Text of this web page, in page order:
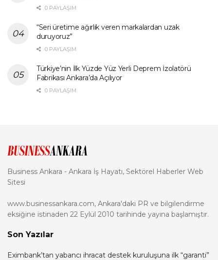
0 PAYLAŞIM
“Seri üretime ağırlık veren markalardan uzak
duruyoruz”
0 PAYLAŞIM
Türkiye’nin İlk Yüzde Yüz Yerli Deprem İzolatörü
Fabrikası Ankara’da Açılıyor
0 PAYLAŞIM
Business Ankara - Ankara İş Hayatı, Sektörel Haberler Web
Sitesi
www.businessankara.com, Ankara'daki PR ve bilgilendirme
eksiğine istinaden 22 Eylül 2010 tarihinde yayına başlamıştır.
Son Yazılar
Eximbank’tan yabancı ihracat destek kuruluşuna ilk “garanti”